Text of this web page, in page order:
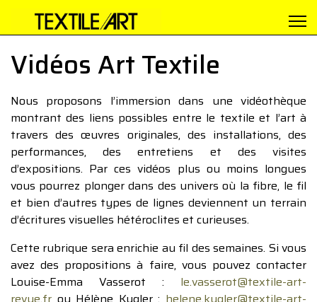
Vidéos Art Textile
Nous proposons l’immersion dans une vidéothèque
montrant des liens possibles entre le textile et l’art à
travers des œuvres originales, des installations, des
performances, des entretiens et des visites
d’expositions. Par ces vidéos plus ou moins longues
vous pourrez plonger dans des univers où la fibre, le fil
et bien d’autres types de lignes deviennent un terrain
d’écritures visuelles hétéroclites et curieuses.
Cette rubrique sera enrichie au fil des semaines. Si vous
avez des propositions à faire, vous pouvez contacter
Louise-Emma Vasserot : le.vasserot@textile-art-